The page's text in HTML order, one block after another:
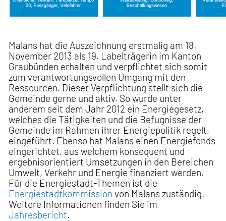
Malans hat die Auszeichnung erstmalig am 18.
November 2013 als 19. Labelträgerin im Kanton
Graubünden erhalten und verpflichtet sich somit
zum verantwortungsvollen Umgang mit den
Ressourcen. Dieser Verpflichtung stellt sich die
Gemeinde gerne und aktiv. So wurde unter
anderem seit dem Jahr 2012 ein Energiegesetz,
welches die Tätigkeiten und die Befugnisse der
Gemeinde im Rahmen ihrer Energiepolitik regelt,
eingeführt. Ebenso hat Malans einen Energiefonds
eingerichtet, aus welchem konsequent und
ergebnisorientiert Umsetzungen in den Bereichen
Umwelt, Verkehr und Energie finanziert werden.
Für die Energiestadt-Themen ist die
Energiestadtkommission von Malans zuständig.
Weitere Informationen finden Sie im
Jahresbericht.